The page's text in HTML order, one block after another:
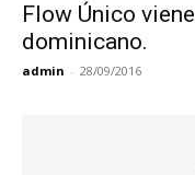
Flow Único
dominicano.
admin - 28/09/2016